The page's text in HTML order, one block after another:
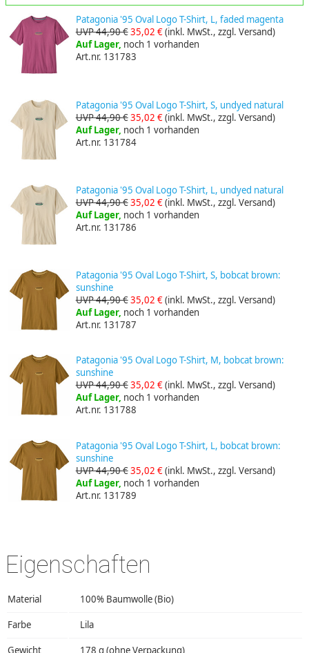
Patagonia '95 Oval Logo T-Shirt, L, faded magenta
UVP 44,90 €35,02 €(inkl. MwSt., zzgl. Versand)
Auf Lager, noch 1 vorhanden
Art.nr. 131783
Patagonia '95 Oval Logo T-Shirt, S, undyed natural
UVP 44,90 €35,02 €(inkl. MwSt., zzgl. Versand)
Auf Lager, noch 1 vorhanden
Art.nr. 131784
Patagonia '95 Oval Logo T-Shirt, L, undyed natural
UVP 44,90 €35,02 €(inkl. MwSt., zzgl. Versand)
Auf Lager, noch 1 vorhanden
Art.nr. 131786
Patagonia '95 Oval Logo T-Shirt, S, bobcat brown:
sunshine
UVP 44,90 €35,02 €(inkl. MwSt., zzgl. Versand)
Auf Lager, noch 1 vorhanden
Art.nr. 131787
Patagonia '95 Oval Logo T-Shirt, M, bobcat brown:
sunshine
UVP 44,90 €35,02 €(inkl. MwSt., zzgl. Versand)
Auf Lager, noch 1 vorhanden
Art.nr. 131788
Patagonia '95 Oval Logo T-Shirt, L, bobcat brown:
sunshine
UVP 44,90 €35,02 €(inkl. MwSt., zzgl. Versand)
Auf Lager, noch 1 vorhanden
Art.nr. 131789
Eigenschaften
Material 100% Baumwolle (Bio)
Farbe Lila
Gewicht 178 g (ohne Verpackung)